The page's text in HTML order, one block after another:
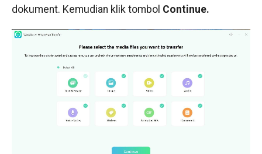
dokument. Kemudian klik tombol Continue.